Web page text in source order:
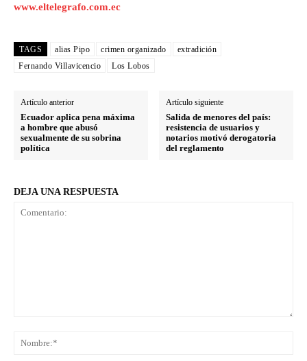
www.eltelegrafo.com.ec
TAGS alias Pipo crimen organizado
extradición
Fernando Villavicencio
Los Lobos
Artículo anterior
Ecuador aplica pena máxima
a hombre que abusó
sexualmente de su sobrina
política
Artículo siguiente
Salida de menores del país:
resistencia de usuarios y
notarios motivó derogatoria
del reglamento
DEJA UNA RESPUESTA